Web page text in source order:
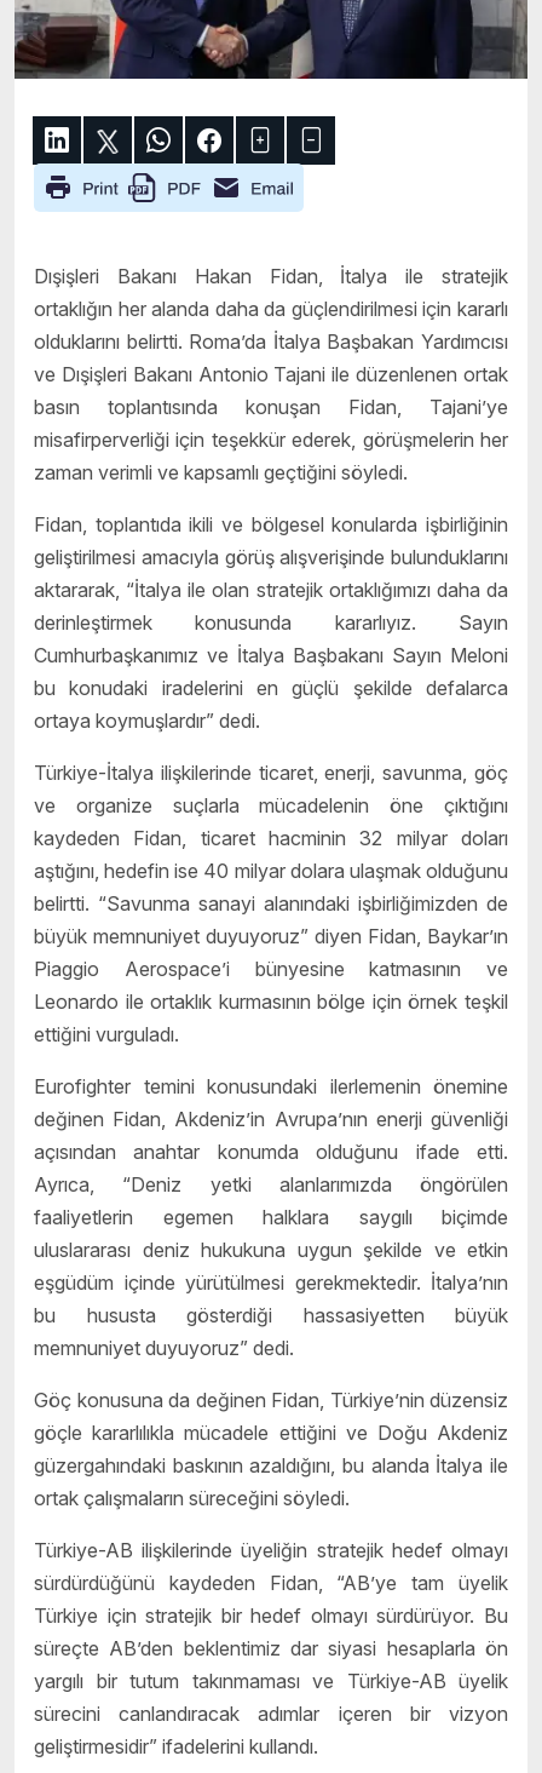
Dışişleri Bakanı Hakan Fidan, İtalya ile stratejik
ortaklığın her alanda daha da güçlendirilmesi için kararlı
olduklarını belirtti. Roma’da İtalya Başbakan Yardımcısı
ve Dışişleri Bakanı Antonio Tajani ile düzenlenen ortak
basın toplantısında konuşan Fidan, Tajani’ye
misafirperverliği için teşekkür ederek, görüşmelerin her
zaman verimli ve kapsamlı geçtiğini söyledi.
Fidan, toplantıda ikili ve bölgesel konularda işbirliğinin
geliştirilmesi amacıyla görüş alışverişinde bulunduklarını
aktararak, “İtalya ile olan stratejik ortaklığımızı daha da
derinleştirmek konusunda kararlıyız. Sayın
Cumhurbaşkanımız ve İtalya Başbakanı Sayın Meloni
bu konudaki iradelerini en güçlü şekilde defalarca
ortaya koymuşlardır” dedi.
Türkiye-İtalya ilişkilerinde ticaret, enerji, savunma, göç
ve organize suçlarla mücadelenin öne çıktığını
kaydeden Fidan, ticaret hacminin 32 milyar doları
aştığını, hedefin ise 40 milyar dolara ulaşmak olduğunu
belirtti. “Savunma sanayi alanındaki işbirliğimizden de
büyük memnuniyet duyuyoruz” diyen Fidan, Baykar’ın
Piaggio Aerospace’i bünyesine katmasının ve
Leonardo ile ortaklık kurmasının bölge için örnek teşkil
ettiğini vurguladı.
Eurofighter temini konusundaki ilerlemenin önemine
değinen Fidan, Akdeniz’in Avrupa’nın enerji güvenliği
açısından anahtar konumda olduğunu ifade etti.
Ayrıca, “Deniz yetki alanlarımızda öngörülen
faaliyetlerin egemen halklara saygılı biçimde
uluslararası deniz hukukuna uygun şekilde ve etkin
eşgüdüm içinde yürütülmesi gerekmektedir. İtalya’nın
bu hususta gösterdiği hassasiyetten büyük
memnuniyet duyuyoruz” dedi.
Göç konusuna da değinen Fidan, Türkiye’nin düzensiz
göçle kararlılıkla mücadele ettiğini ve Doğu Akdeniz
güzergahındaki baskının azaldığını, bu alanda İtalya ile
ortak çalışmaların süreceğini söyledi.
Türkiye-AB ilişkilerinde üyeliğin stratejik hedef olmayı
sürdürdüğünü kaydeden Fidan, “AB’ye tam üyelik
Türkiye için stratejik bir hedef olmayı sürdürüyor. Bu
süreçte AB’den beklentimiz dar siyasi hesaplarla ön
yargılı bir tutum takınmaması ve Türkiye-AB üyelik
sürecini canlandıracak adımlar içeren bir vizyon
geliştirmesidir” ifadelerini kullandı.